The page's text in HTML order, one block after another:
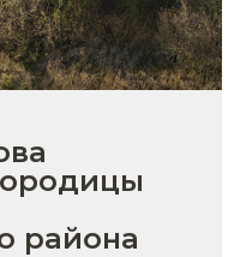
района